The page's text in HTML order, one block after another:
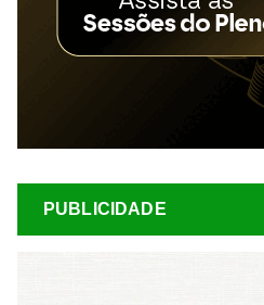
PUBLICIDADE